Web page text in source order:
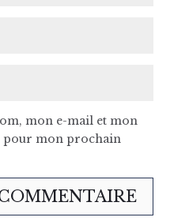
mon e-mail et mon
pour mon prochain